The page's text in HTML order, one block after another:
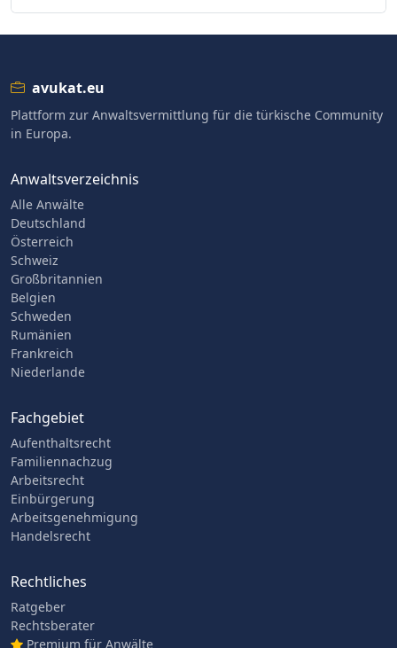
avukat.eu
Plattform zur Anwaltsvermittlung für die türkische Community
in Europa.
Anwaltsverzeichnis
Alle Anwälte
Deutschland
Österreich
Schweiz
Großbritannien
Belgien
Schweden
Rumänien
Frankreich
Niederlande
Fachgebiet
Aufenthaltsrecht
Familiennachzug
Arbeitsrecht
Einbürgerung
Arbeitsgenehmigung
Handelsrecht
Rechtliches
Ratgeber
Rechtsberater
Premium für Anwälte